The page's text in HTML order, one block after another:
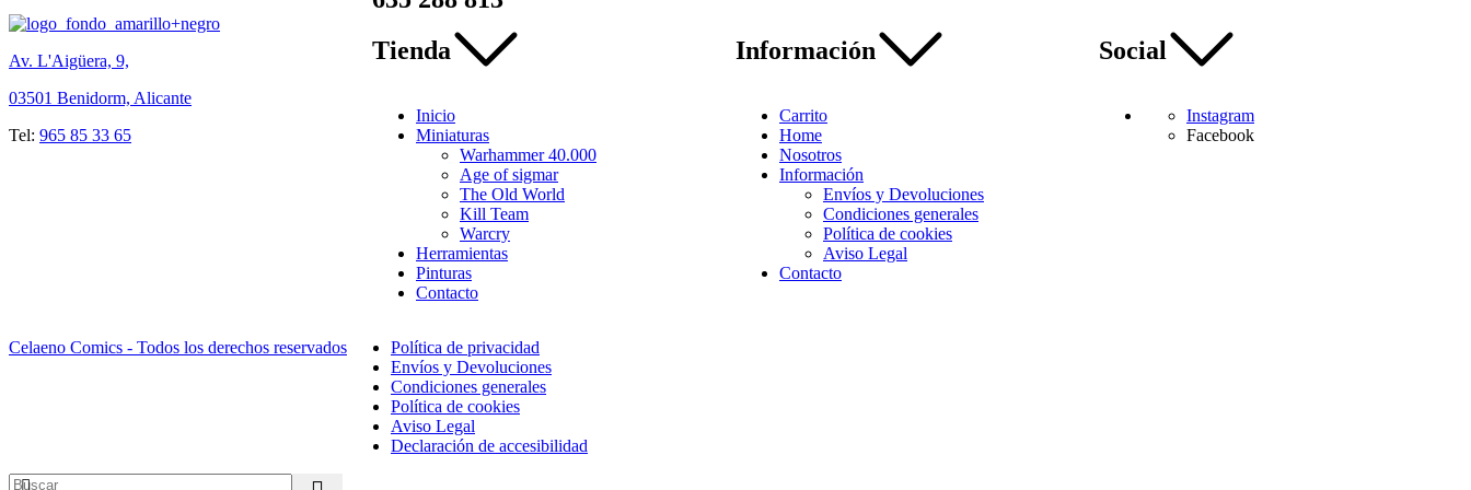
Av. L'Aigüera, 9,
03501 Benidorm, Alicante
Tel: 965 85 33 65
Tienda
Inicio
Miniaturas
Warhammer 40.000
Age of sigmar
The Old World
Kill Team
Warcry
Herramientas
Pinturas
Contacto
Información
Carrito
Home
Nosotros
Información
Envíos y Devoluciones
Condiciones generales
Política de cookies
Aviso Legal
Contacto
Social
Instagram
Facebook
Celaeno Comics - Todos los derechos reservados
Política de privacidad
Envíos y Devoluciones
Condiciones generales
Política de cookies
Aviso Legal
Declaración de accesibilidad